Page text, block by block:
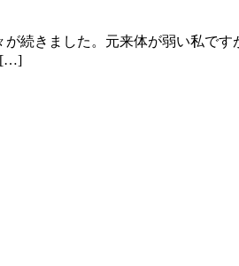
続きました。元来体が弱い私で
[…]